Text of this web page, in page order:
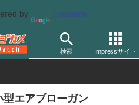
by Translate
検索 Impressサイト
型エアブローガン